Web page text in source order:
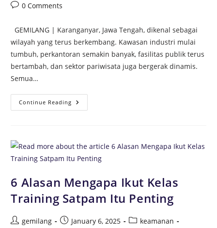
0 Comments
GEMILANG | Karanganyar, Jawa Tengah, dikenal sebagai
wilayah yang terus berkembang. Kawasan industri mulai
tumbuh, perkantoran semakin banyak, fasilitas publik terus
bertambah, dan sektor pariwisata juga bergerak dinamis.
Semua…
Continue Reading
6 Alasan Mengapa Ikut Kelas
Training Satpam Itu Penting
gemilang January 6, 2025
keamanan